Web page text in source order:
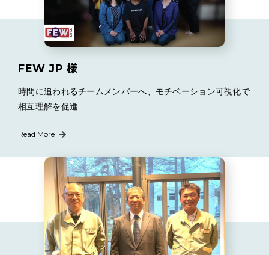
FEW JP 様
時間に追われるチームメンバーへ、モチベーション可視化で
相互理解を促進
Read More